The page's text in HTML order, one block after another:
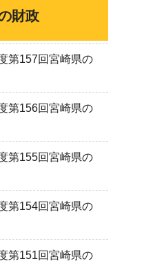
財政
第157回宮崎県の
第156回宮崎県の
第155回宮崎県の
第154回宮崎県の
第151回宮崎県の